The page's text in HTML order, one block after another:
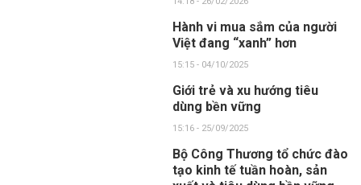
Hành vi mua sắm của người
Việt đang “xanh” hơn
15:15 - 04/10/2025
Giới trẻ và xu hướng tiêu
dùng bền vững
15:16 - 25/09/2025
Bộ Công Thương tổ chức đào
tạo kinh tế tuần hoàn, sản